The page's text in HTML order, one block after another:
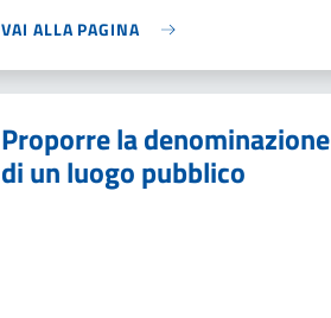
VAI ALLA PAGINA
Proporre la denominazione
di un luogo pubblico